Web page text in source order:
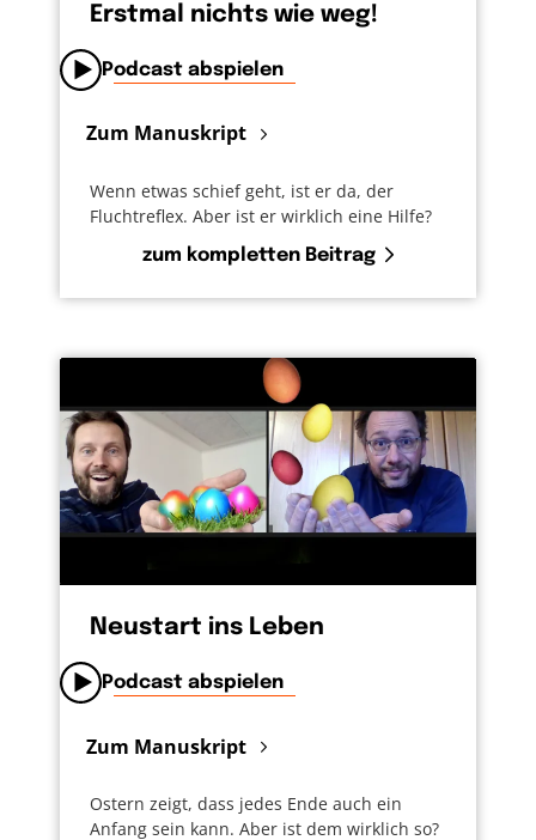
Erstmal nichts wie weg!
Podcast abspielen
Zum Manuskript
Wenn etwas schief geht, ist er da, der
Fluchtreflex. Aber ist er wirklich eine Hilfe?
zum kompletten Beitrag
Neustart ins Leben
Podcast abspielen
Zum Manuskript
Ostern zeigt, dass jedes Ende auch ein
Anfang sein kann. Aber ist dem wirklich so?